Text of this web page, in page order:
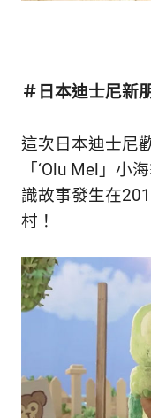
獵
鮮
內
容，
讓
獨
無
二
的
一
起
＃日本迪士尼新
這次日本迪士尼
「‘Olu Mel」小
識故事發生在
村！